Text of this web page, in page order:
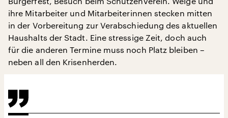
ihre Mitarbeiter und Mitarbeiterinnen stecken mitten
in der Vorbereitung zur Verabschiedung des aktuellen
Haushalts der Stadt. Eine stressige Zeit, doch auch
für die anderen Termine muss noch Platz bleiben –
neben all den Krisenherden.